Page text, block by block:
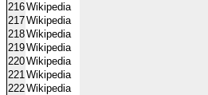
216Wikipedia
217Wikipedia
218Wikipedia
219Wikipedia
220Wikipedia
221Wikipedia
222Wikipedia